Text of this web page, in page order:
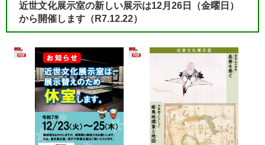
近世文化展示室の新しい展示は12月26日（金曜日）
から開催します（R7.12.22）